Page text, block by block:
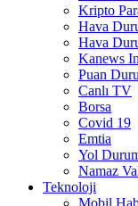
Kripto
Hava
Hava
Kanews
Puan
Canlı TV
Borsa
Covid 19
Emtia
Yol
Namaz
Teknoloji
Mobil